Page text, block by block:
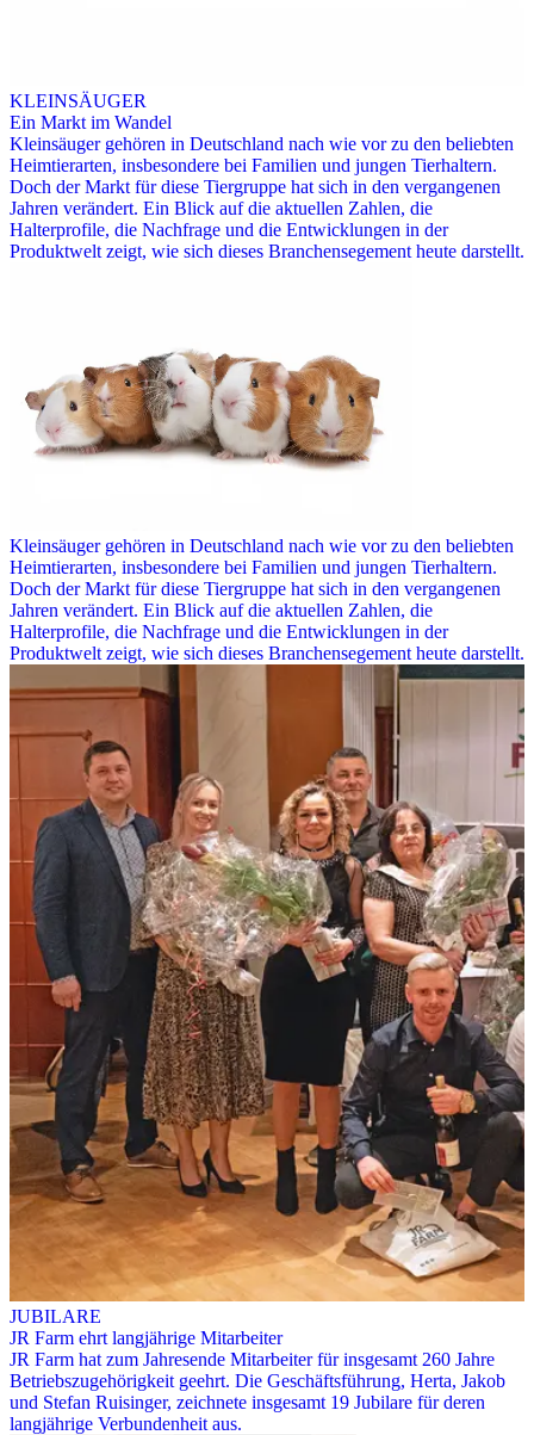
KLEINSÄUGER
Ein Markt im Wandel
Kleinsäuger gehören in Deutschland nach wie vor zu den beliebten
Heimtierarten, insbesondere bei Familien und jungen Tierhaltern.
Doch der Markt für diese Tiergruppe hat sich in den vergangenen
Jahren verändert. Ein Blick auf die aktuellen Zahlen, die
Halterprofile, die Nachfrage und die Entwicklungen in der
Produktwelt zeigt, wie sich dieses Branchensegement heute darstellt.
Kleinsäuger gehören in Deutschland nach wie vor zu den beliebten
Heimtierarten, insbesondere bei Familien und jungen Tierhaltern.
Doch der Markt für diese Tiergruppe hat sich in den vergangenen
Jahren verändert. Ein Blick auf die aktuellen Zahlen, die
Halterprofile, die Nachfrage und die Entwicklungen in der
Produktwelt zeigt, wie sich dieses Branchensegement heute darstellt.
JUBILARE
JR Farm ehrt langjährige Mitarbeiter
JR Farm hat zum Jahresende Mitarbeiter für insgesamt 260 Jahre
Betriebszugehörigkeit geehrt. Die Geschäftsführung, Herta, Jakob
und Stefan Ruisinger, zeichnete insgesamt 19 Jubilare für deren
langjährige Verbundenheit aus.